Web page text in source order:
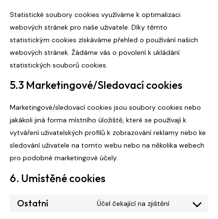
Statistické soubory cookies využíváme k optimalizaci
webových stránek pro naše uživatele. Díky těmto
statistickým cookies získáváme přehled o používání našich
webových stránek. Žádáme vás o povolení k ukládání
statistických souborů cookies.
5.3 Marketingové/Sledovací cookies
Marketingové/sledovací cookies jsou soubory cookies nebo
jakákoli jiná forma místního úložiště, které se používají k
vytváření uživatelských profilů k zobrazování reklamy nebo ke
sledování uživatele na tomto webu nebo na několika webech
pro podobné marketingové účely.
6. Umístěné cookies
Ostatní Účel čekající na zjištění